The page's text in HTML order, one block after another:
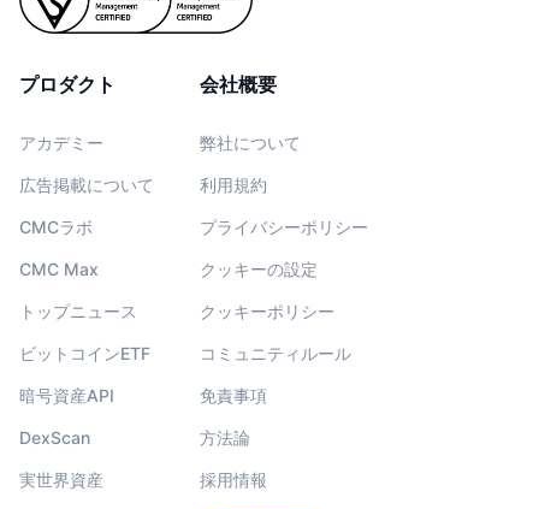
プロダクト
アカデミー
広告掲載について
CMCラボ
CMC Max
トップニュース
ビットコインETF
暗号資産API
DexScan
実世界資産
会社概要
弊社について
利用規約
プライバシーポリシー
クッキーの設定
クッキーポリシー
コミュニティルール
免責事項
方法論
採用情報